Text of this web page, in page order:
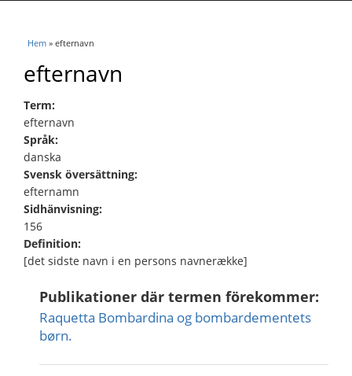
Du är här
Hem » efternavn
efternavn
Term:
efternavn
Språk:
danska
Svensk översättning:
efternamn
Sidhänvisning:
156
Definition:
[det sidste navn i en persons navnerække]
Publikationer där termen förekommer:
Raquetta Bombardina og bombardementets
børn.